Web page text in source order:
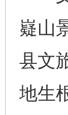
嶷山
县文
地生